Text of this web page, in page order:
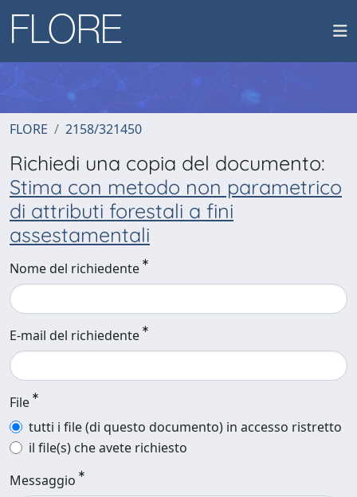
FLORE 2158/321450
Richiedi una copia del documento:
Stima con metodo non parametrico
di attributi forestali a fini
assestamentali
Nome del richiedente
E-mail del richiedente
File
tutti i file (di questo documento) in accesso ristretto
il file(s) che avete richiesto
Messaggio